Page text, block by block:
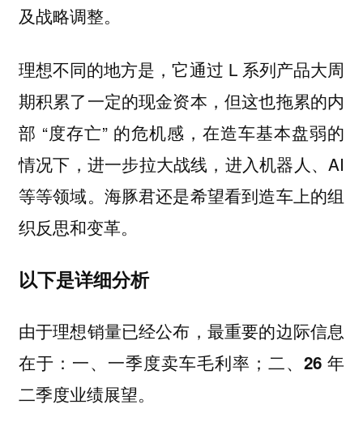
及战略调整。
理想不同的地方是，它通过 L 系列产品大周
期积累了一定的现金资本，但这也拖累的内
部 “度存亡” 的危机感，在造车基本盘弱的
情况下，进一步拉大战线，进入机器人、AI
等等领域。海豚君还是希望看到造车上的组
织反思和变革。
以下是详细分析
由于理想销量已经公布，最重要的边际信息
在于： 一、一季度卖车毛利率；二、26 年
二季度业绩展望。